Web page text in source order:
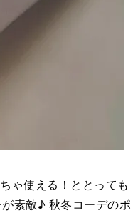
ゃ使える！ととっても
素敵♪ 秋冬コーデのポ